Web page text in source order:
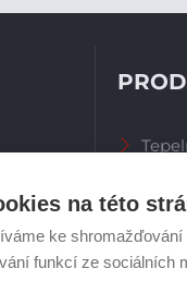
na této
ke
funkcí ze sociálních